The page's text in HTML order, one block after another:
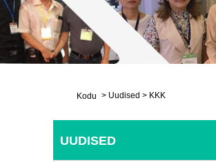
Kodu > Uudised > KKK
UUDISED